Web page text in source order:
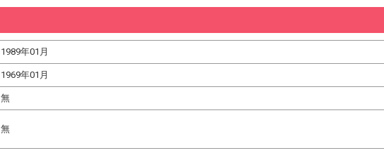
1989年01月
1969年01月
無
無